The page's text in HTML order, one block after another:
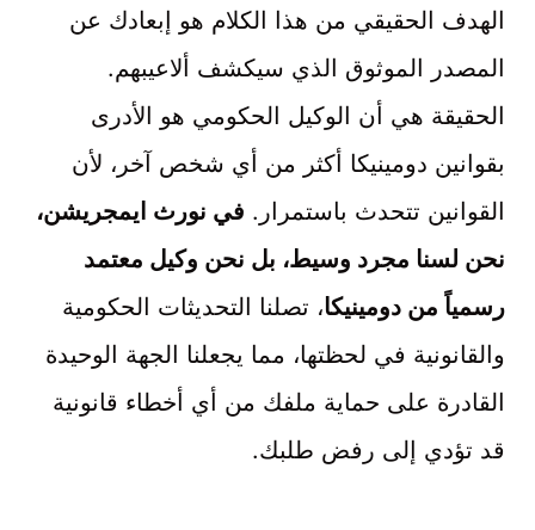
الهدف الحقيقي من هذا الكلام هو إبعادك عن
المصدر الموثوق الذي سيكشف ألاعيبهم.
الحقيقة هي أن الوكيل الحكومي هو الأدرى
بقوانين دومينيكا أكثر من أي شخص آخر، لأن
القوانين تتحدث باستمرار. في نورث ايمجريشن،
نحن لسنا مجرد وسيط، بل نحن وكيل معتمد
رسمياً من دومينيكا، تصلنا التحديثات الحكومية
والقانونية في لحظتها، مما يجعلنا الجهة الوحيدة
القادرة على حماية ملفك من أي أخطاء قانونية
قد تؤدي إلى رفض طلبك.